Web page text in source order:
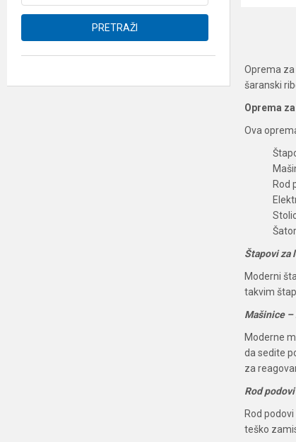
PRETRAŽI
Oprema
šaranski
Oprema
Ova
Rod
Štapovi za
Moderni
takvim
Mašinice –
Moderne
da sedite
za
Rod podovi
Rod
teško